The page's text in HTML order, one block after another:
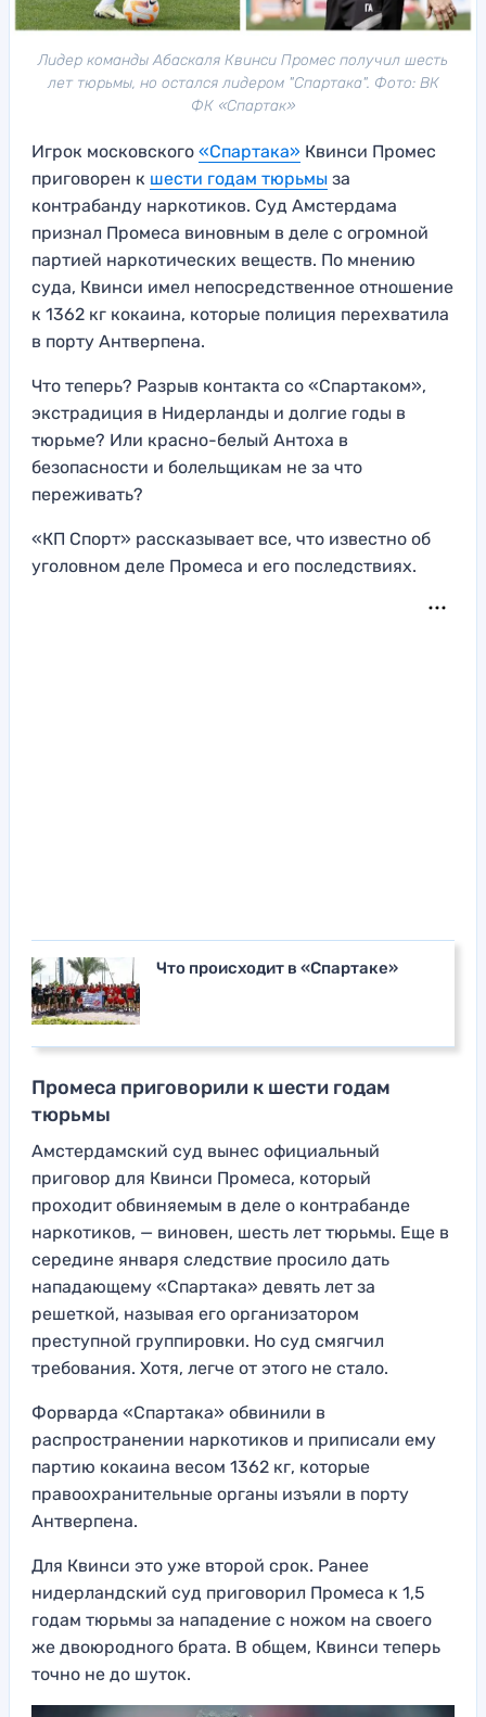
Лидер команды Абаскаля Квинси Промес получил шесть
лет тюрьмы, но остался лидером "Спартака". Фото: ВК
ФК «Спартак»
Игрок московского «Спартака» Квинси Промес
приговорен к шести годам тюрьмы за
контрабанду наркотиков. Суд Амстердама
признал Промеса виновным в деле с огромной
партией наркотических веществ. По мнению
суда, Квинси имел непосредственное отношение
к 1362 кг кокаина, которые полиция перехватила
в порту Антверпена.
Что теперь? Разрыв контакта со «Спартаком»,
экстрадиция в Нидерланды и долгие годы в
тюрьме? Или красно-белый Антоха в
безопасности и болельщикам не за что
переживать?
«КП Спорт» рассказывает все, что известно об
уголовном деле Промеса и его последствиях.
Что происходит в «Спартаке»
Промеса приговорили к шести годам
тюрьмы
Амстердамский суд вынес официальный
приговор для Квинси Промеса, который
проходит обвиняемым в деле о контрабанде
наркотиков, — виновен, шесть лет тюрьмы. Еще в
середине января следствие просило дать
нападающему «Спартака» девять лет за
решеткой, называя его организатором
преступной группировки. Но суд смягчил
требования. Хотя, легче от этого не стало.
Форварда «Спартака» обвинили в
распространении наркотиков и приписали ему
партию кокаина весом 1362 кг, которые
правоохранительные органы изъяли в порту
Антверпена.
Для Квинси это уже второй срок. Ранее
нидерландский суд приговорил Промеса к 1,5
годам тюрьмы за нападение с ножом на своего
же двоюродного брата. В общем, Квинси теперь
точно не до шуток.